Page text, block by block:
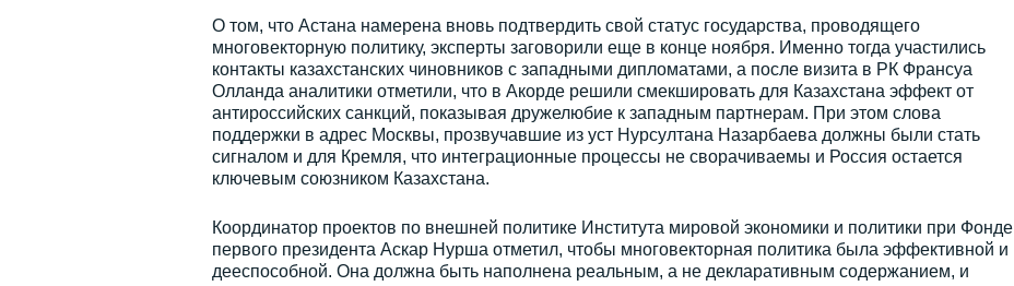
О том, что Астана намерена вновь подтвердить свой статус государства, проводящего
многовекторную политику, эксперты заговорили еще в конце ноября. Именно тогда участились
контакты казахстанских чиновников с западными дипломатами, а после визита в РК Франсуа
Олланда аналитики отметили, что в Акорде решили смекшировать для Казахстана эффект от
антироссийских санкций, показывая дружелюбие к западным партнерам. При этом слова
поддержки в адрес Москвы, прозвучавшие из уст Нурсултана Назарбаева должны были стать
сигналом и для Кремля, что интеграционные процессы не сворачиваемы и Россия остается
ключевым союзником Казахстана.
Координатор проектов по внешней политике Института мировой экономики и политики при Фонде
первого президента Аскар Нурша отметил, чтобы многовекторная политика была эффективной и
дееспособной. Она должна быть наполнена реальным, а не декларативным содержанием, и